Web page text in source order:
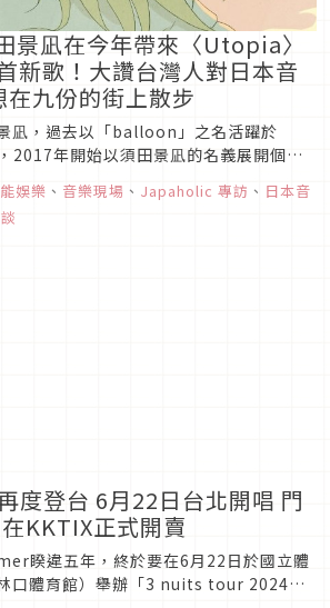
景凪在今年帶來〈Utopia〉
新歌！大讚台灣人對日本音
九份的街上散步
凪，過去以「balloon」之名活躍於
2017年開始以須田景凪的名義展開個人
隊》、《二之國》等多部作品的主題曲，
代歌手。這次Japaholic 編輯部訪問到須
娛樂 、 音樂現場 、 Japaholic 專訪 、 日本音
度登台 6月22日台北開唱 門
KKTIX正式開賣
睽違五年，終於要在6月22日於國立體
口體育館）舉辦「3 nuits tour 2024」